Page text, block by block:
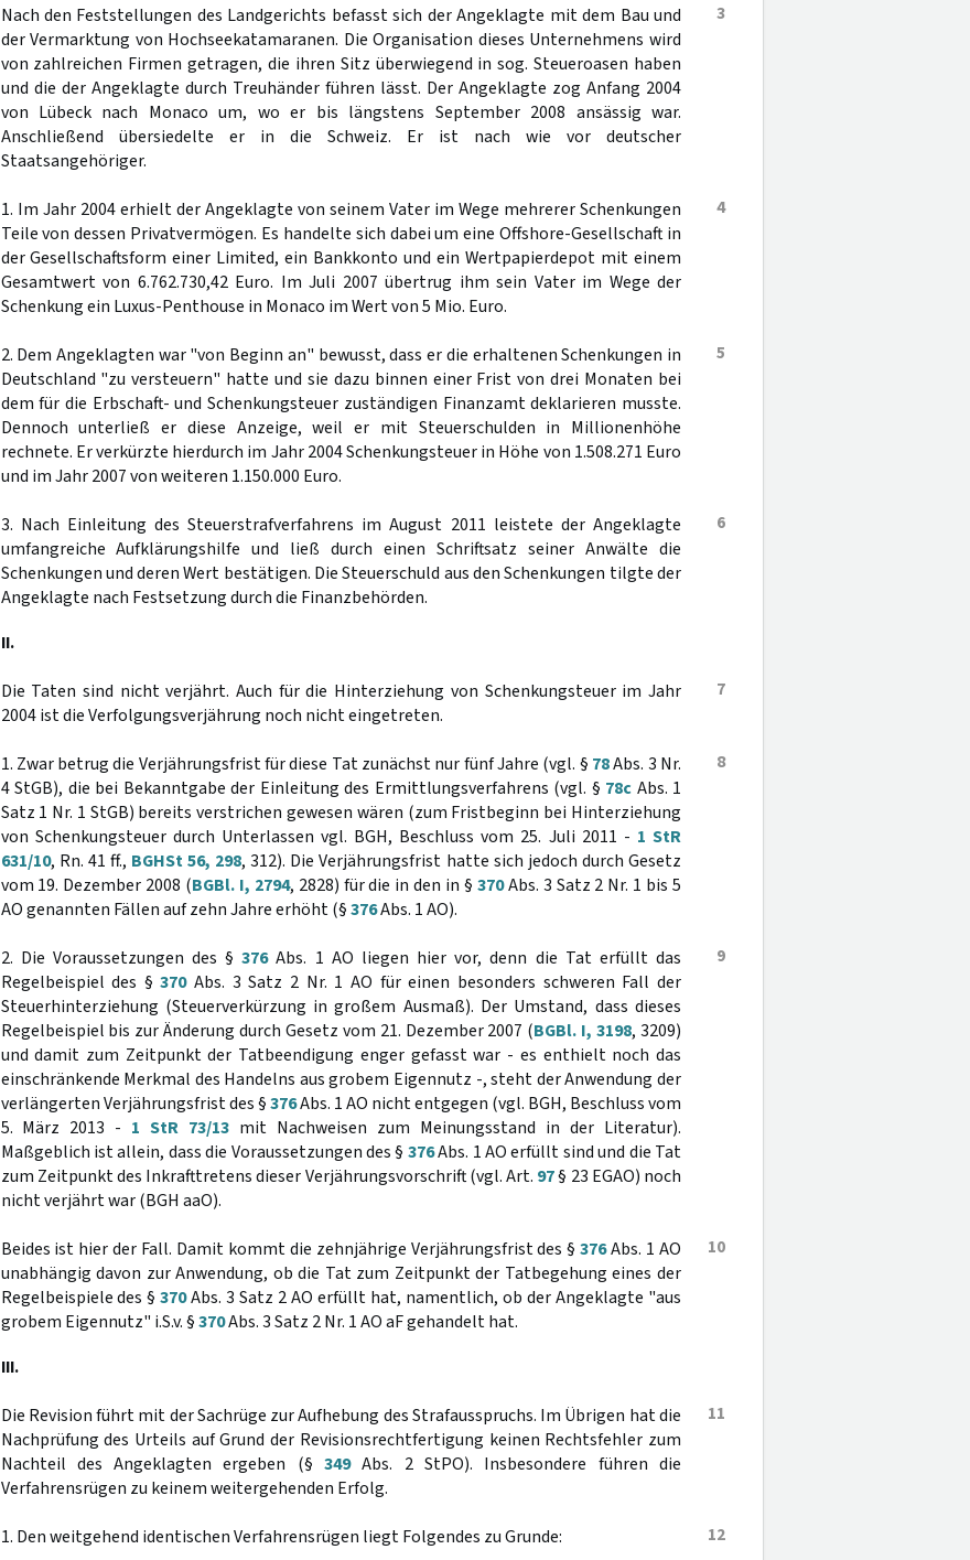
3
Nach den Feststellungen des Landgerichts befasst sich der Angeklagte mit dem Bau und
der Vermarktung von Hochseekatamaranen. Die Organisation dieses Unternehmens wird
von zahlreichen Firmen getragen, die ihren Sitz überwiegend in sog. Steueroasen haben
und die der Angeklagte durch Treuhänder führen lässt. Der Angeklagte zog Anfang 2004
von Lübeck nach Monaco um, wo er bis längstens September 2008 ansässig war.
Anschließend übersiedelte er in die Schweiz. Er ist nach wie vor deutscher
Staatsangehöriger.
4
1. Im Jahr 2004 erhielt der Angeklagte von seinem Vater im Wege mehrerer Schenkungen
Teile von dessen Privatvermögen. Es handelte sich dabei um eine Offshore-Gesellschaft in
der Gesellschaftsform einer Limited, ein Bankkonto und ein Wertpapierdepot mit einem
Gesamtwert von 6.762.730,42 Euro. Im Juli 2007 übertrug ihm sein Vater im Wege der
Schenkung ein Luxus-Penthouse in Monaco im Wert von 5 Mio. Euro.
5
2. Dem Angeklagten war "von Beginn an" bewusst, dass er die erhaltenen Schenkungen in
Deutschland "zu versteuern" hatte und sie dazu binnen einer Frist von drei Monaten bei
dem für die Erbschaft- und Schenkungsteuer zuständigen Finanzamt deklarieren musste.
Dennoch unterließ er diese Anzeige, weil er mit Steuerschulden in Millionenhöhe
rechnete. Er verkürzte hierdurch im Jahr 2004 Schenkungsteuer in Höhe von 1.508.271 Euro
und im Jahr 2007 von weiteren 1.150.000 Euro.
6
3. Nach Einleitung des Steuerstrafverfahrens im August 2011 leistete der Angeklagte
umfangreiche Aufklärungshilfe und ließ durch einen Schriftsatz seiner Anwälte die
Schenkungen und deren Wert bestätigen. Die Steuerschuld aus den Schenkungen tilgte der
Angeklagte nach Festsetzung durch die Finanzbehörden.
II.
7
Die Taten sind nicht verjährt. Auch für die Hinterziehung von Schenkungsteuer im Jahr
2004 ist die Verfolgungsverjährung noch nicht eingetreten.
8
1. Zwar betrug die Verjährungsfrist für diese Tat zunächst nur fünf Jahre (vgl. § 78Abs. 3 Nr.
4 StGB), die bei Bekanntgabe der Einleitung des Ermittlungsverfahrens (vgl. § 78c Abs. 1
Satz 1 Nr. 1 StGB) bereits verstrichen gewesen wären (zum Fristbeginn bei Hinterziehung
von Schenkungsteuer durch Unterlassen vgl. BGH, Beschluss vom 25. Juli 2011 - 1 StR
631/10, Rn. 41 ff., BGHSt 56, 298, 312). Die Verjährungsfrist hatte sich jedoch durch Gesetz
vom 19. Dezember 2008 (BGBl. I, 2794, 2828) für die in den in § 370Abs. 3 Satz 2 Nr. 1 bis 5
AO genannten Fällen auf zehn Jahre erhöht (§376Abs. 1 AO).
9
2. Die Voraussetzungen des §376Abs. 1 AO liegen hier vor, denn die Tat erfüllt das
Regelbeispiel des §370Abs. 3 Satz 2 Nr. 1 AO für einen besonders schweren Fall der
Steuerhinterziehung (Steuerverkürzung in großem Ausmaß). Der Umstand, dass dieses
Regelbeispiel bis zur Änderung durch Gesetz vom 21. Dezember 2007 (BGBl. I, 3198, 3209)
und damit zum Zeitpunkt der Tatbeendigung enger gefasst war - es enthielt noch das
einschränkende Merkmal des Handelns aus grobem Eigennutz -, steht der Anwendung der
verlängerten Verjährungsfrist des §376Abs. 1 AO nicht entgegen (vgl. BGH, Beschluss vom
5. März 2013 - 1 StR 73/13 mit Nachweisen zum Meinungsstand in der Literatur).
Maßgeblich ist allein, dass die Voraussetzungen des § 376Abs. 1 AO erfüllt sind und die Tat
zum Zeitpunkt des Inkrafttretens dieser Verjährungsvorschrift (vgl. Art. 97§ 23 EGAO) noch
nicht verjährt war (BGH aaO).
10
Beides ist hier der Fall. Damit kommt die zehnjährige Verjährungsfrist des §376Abs. 1 AO
unabhängig davon zur Anwendung, ob die Tat zum Zeitpunkt der Tatbegehung eines der
Regelbeispiele des §370Abs. 3 Satz 2 AO erfüllt hat, namentlich, ob der Angeklagte "aus
grobem Eigennutz" i.S.v. §370Abs. 3 Satz 2 Nr. 1 AO aF gehandelt hat.
III.
11
Die Revision führt mit der Sachrüge zur Aufhebung des Strafausspruchs. Im Übrigen hat die
Nachprüfung des Urteils auf Grund der Revisionsrechtfertigung keinen Rechtsfehler zum
Nachteil des Angeklagten ergeben (§349Abs. 2 StPO). Insbesondere führen die
Verfahrensrügen zu keinem weitergehenden Erfolg.
12
1. Den weitgehend identischen Verfahrensrügen liegt Folgendes zu Grunde: